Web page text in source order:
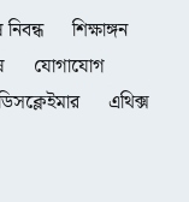
শিক্ষাঙ্গন
যোগাযোগ
এথিক্স